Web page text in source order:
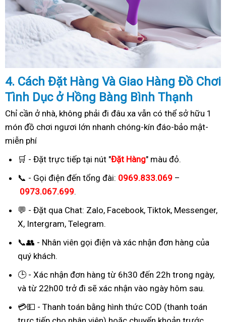
4. Cách Đặt Hàng Và Giao Hàng Đồ Chơi
Tình Dục ở Hồng Bàng Bình Thạnh
Chỉ cần ở nhà, không phải đi đâu xa vẫn có thể sở hữu 1
món đồ chơi ngươi lớn nhanh chóng-kín đáo-bảo mật-
miễn phí
🛒 - Đặt trực tiếp tại nút "Đặt Hàng" màu đỏ.
📞 - Gọi điện đến tổng đài: 0969.833.069 –
0973.067.699.
💬 - Đặt qua Chat: Zalo, Facebook, Tiktok, Messenger,
X, Intergram, Telegram.
📞👥 - Nhân viên gọi điện và xác nhận đơn hàng của
quý khách.
🕒 - Xác nhận đơn hàng từ 6h30 đến 22h trong ngày,
và từ 22h00 trở đi sẽ xác nhận vào ngày hôm sau.
💳💵 - Thanh toán bằng hình thức COD (thanh toán